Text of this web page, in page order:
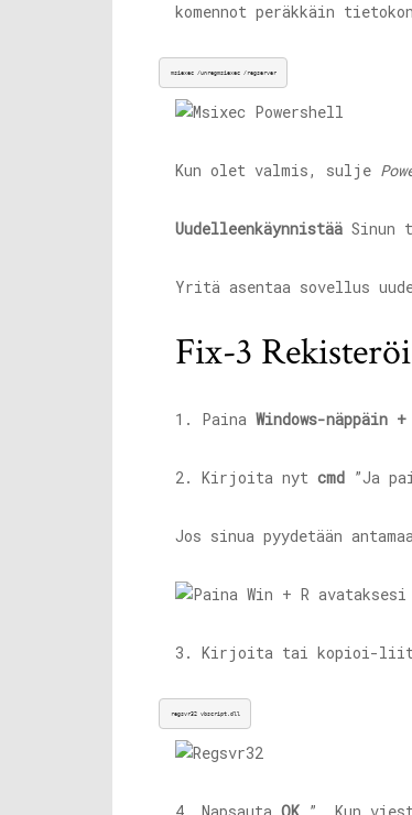
komennot peräkkäin
msiexec /unregmsiexec /regserver
Kun olet valmis, sulje
Uudelleenkäynnistää Sinun
Yritä asentaa sovellus
Fix-3
1. Paina Windows-näppäin +
2. Kirjoita nyt cmd ”Ja
Jos sinua pyydetään
3. Kirjoita tai kopioi-liitä
regsvr32 vbscript.dll